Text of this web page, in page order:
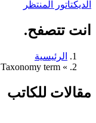
الديكتاتور المنتظر
انت تتصفح.
الرئيسية
»
Taxonomy term
مقالات للكاتب